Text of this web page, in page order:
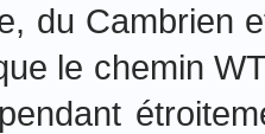
du Cambrien
le chemin